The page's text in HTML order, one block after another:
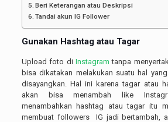
Beri Keterangan atau Deskripsi
Tandai akun IG Follower
Gunakan Hashtag atau Tagar
Upload foto diInstagram tanpa
bisa dikatakan melakukan suatu hal
disayangkan. Hal ini karena tagar atau
akan bisa menambah like
menambahkan hashtag atau tagar itu
membuat followers IG jadi bertambah,